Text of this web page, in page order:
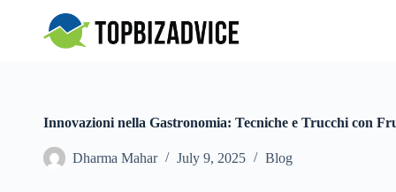
Innovazioni nella Gastronomia: Tecniche e Trucchi con
Dharma Mahar July 9, 2025 Blog